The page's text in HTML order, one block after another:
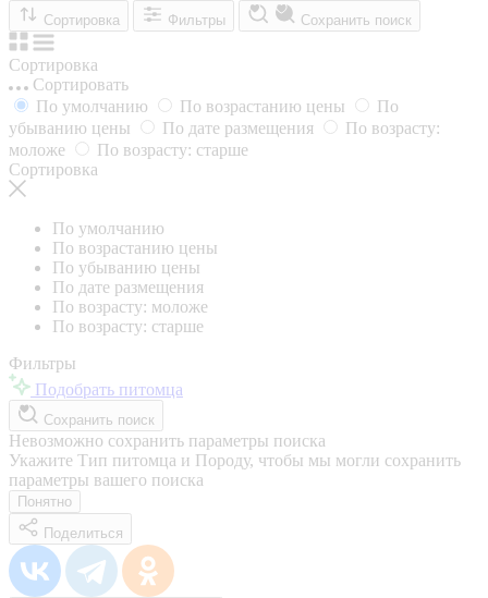
Сортировка Фильтры Сохранить поиск
Сортировка
Сортировать
По умолчанию
По возрастанию цены
По
убыванию цены
По дате размещения
По возрасту:
моложе
По возрасту: старше
Сортировка
По умолчанию
По возрастанию цены
По убыванию цены
По дате размещения
По возрасту: моложе
По возрасту: старше
Фильтры
Подобрать питомца
Сохранить поиск
Невозможно сохранить параметры поиска
Укажите Тип питомца и Породу, чтобы мы могли сохранить
параметры вашего поиска
Понятно
Поделиться